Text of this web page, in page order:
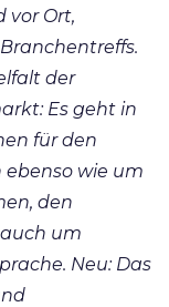
vor Ort,
der
Es geht in
für den
wie um
den
um
Neu: Das